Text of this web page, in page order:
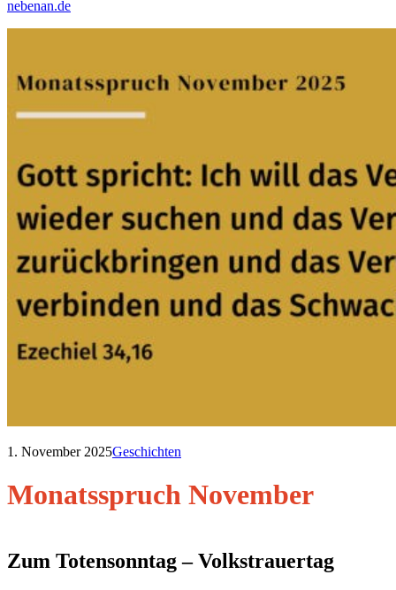
nebenan.de
1. November 2025Geschichten
Monatsspruch November
Zum Totensonntag – Volkstrauertag